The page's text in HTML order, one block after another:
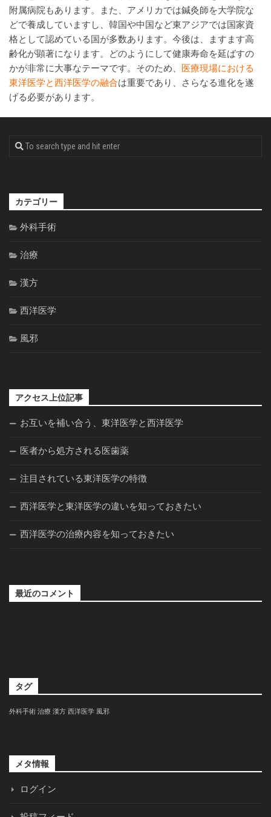
附属病院もあります。また、アメリカでは鍼灸師を大学院な
どで養成していますし、韓国や中国など東アジアでは国家資
格として認めている国が多数あります。今後は、ますます高
齢化が顕著になります。どのようにして健康寿命を延ばすの
かが非常に大事なテーマです。そのため、 医療現場における
東洋医学と西洋医学の融合は重要であり、さらなる進化を遂
げる必要があります。
カテゴリー
外科手術
治療
漢方
西洋医学
風邪
アクセス上位記事
お互いを補い合う、東洋医学と西洋医学
医者から処方される医歯薬
注目されている東洋医学の特徴
西洋医学と東洋医学の違いを知っておきたい
西洋医学の治療内容を知っておきたい
最近のコメント
タグ
外科手術 治療 漢方 西洋医学 風邪
メタ情報
ログイン